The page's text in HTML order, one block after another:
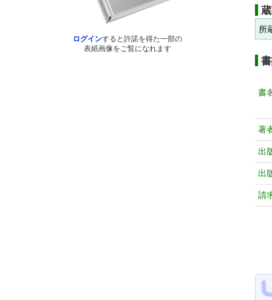
ログインすると許諾を得た一部の
表紙画像をご覧になれます
所
書
著
出
出
請